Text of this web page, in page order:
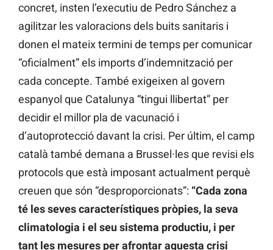
concret, insten l’executiu de Pedro Sánchez a
agilitzar les valoracions dels buits sanitaris i
donen el mateix termini de temps per comunicar
“oficialment” els imports d’indemnització per
cada concepte. També exigeixen al govern
espanyol que Catalunya “tingui llibertat” per
decidir el millor pla de vacunació i
d’autoprotecció davant la crisi. Per últim, el camp
català també demana a Brussel·les que revisi els
protocols que està imposant actualment perquè
creuen que són “desproporcionats”: “Cada zona
té les seves característiques pròpies, la seva
climatologia i el seu sistema productiu, i per
tant les mesures per afrontar aquesta crisi